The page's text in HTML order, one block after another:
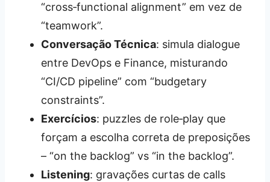
“cross‑functional alignment” em vez de
“teamwork”.
Conversação Técnica: simula dialogue
entre DevOps e Finance, misturando
“CI/CD pipeline” com “budgetary
constraints”.
Exercícios: puzzles de role‑play que
forçam a escolha correta de preposições
– “on the backlog” vs “in the backlog”.
Listening: gravações curtas de calls